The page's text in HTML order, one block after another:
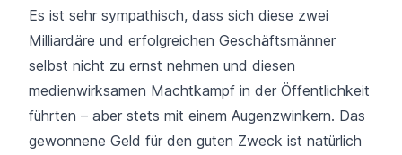
Es ist sehr sympathisch, dass sich diese zwei
Milliardäre und erfolgreichen Geschäftsmänner
selbst nicht zu ernst nehmen und diesen
medienwirksamen Machtkampf in der Öffentlichkeit
führten – aber stets mit einem Augenzwinkern. Das
gewonnene Geld für den guten Zweck ist natürlich